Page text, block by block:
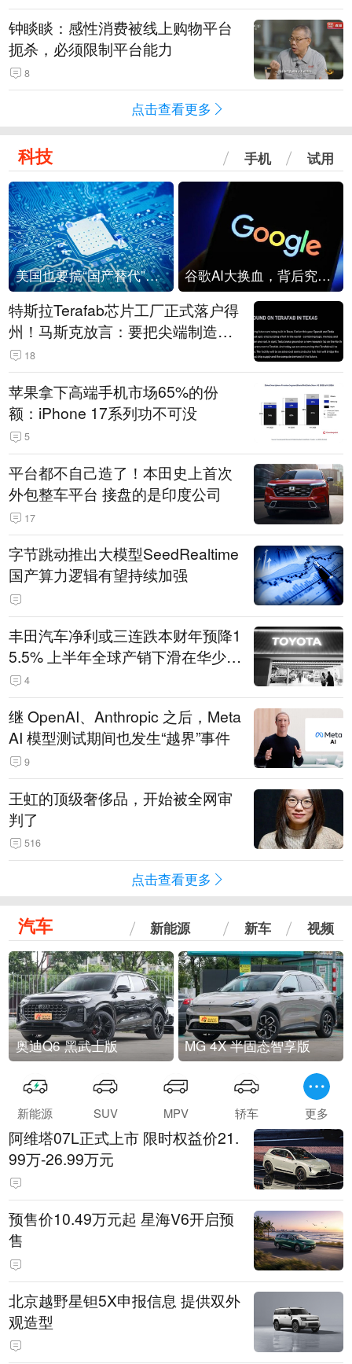
钟睒睒：感性消费被线上购物平台
扼杀，必须限制平台能力
8
点击查看更多
科技 手机 试用
美国也要搞“国产替代”？先算清三笔账 谷歌AI大换血，背后究竟发生了什么？
特斯拉Terafab芯片工厂正式落户得
州！马斯克放言：要把尖端制造带
回美国
18
苹果拿下高端手机市场65%的份
额：iPhone 17系列功不可没
5
平台都不自己造了！本田史上首次
外包整车平台 接盘的是印度公司
17
字节跳动推出大模型SeedRealtime
国产算力逻辑有望持续加强
丰田汽车净利或三连跌本财年预降1
5.5% 上半年全球产销下滑在华少卖
14.3万辆
4
继 OpenAI、Anthropic 之后，Meta
AI 模型测试期间也发生“越界”事件
9
王虹的顶级奢侈品，开始被全网审
判了
516
点击查看更多
汽车 新能源 新车 视频
奥迪Q6 黑武士版 MG 4X 半固态智享版
新能源 SUV MPV 轿车 更多
阿维塔07L正式上市 限时权益价21.
99万-26.99万元
预售价10.49万元起 星海V6开启预
售
北京越野星钽5X申报信息 提供双外
观造型